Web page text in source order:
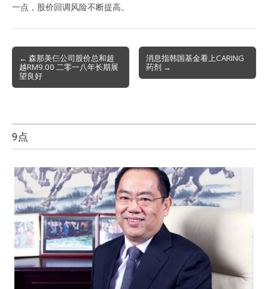
一点，股价回调风险不断提高。
Post
navigation
← 森那美仨公司股价总和超
越RM9.00 二零一八年长期展
望良好
消息指韩国基金看上CARING
药剂 →
9点